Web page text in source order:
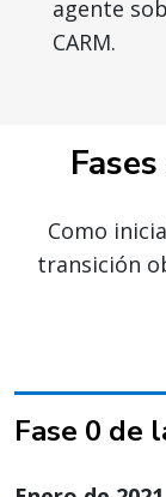
agente
CARM.
Como
transición
Fase 0 de